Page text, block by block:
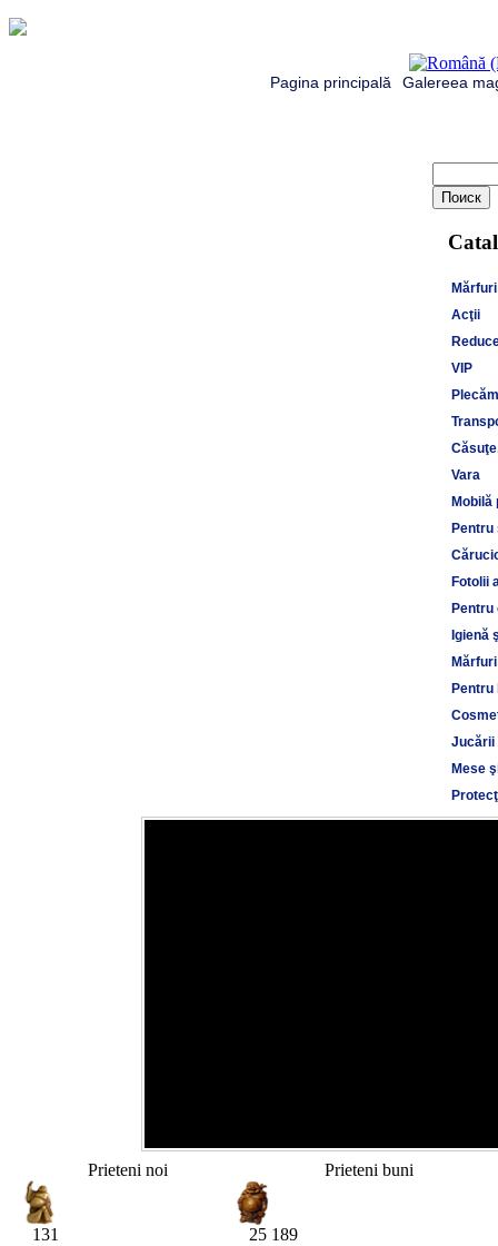
Pagina principală Galereea
Acţii
VIP
Vara
Mobilă
Pentru
Fotolii
Igienă
Pentru
Jucării
Mese
Prieteni noi
131
Prieteni buni
25 189